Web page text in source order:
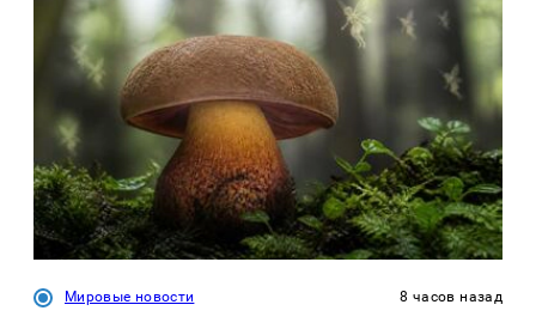
Мировые новости 8 часов назад